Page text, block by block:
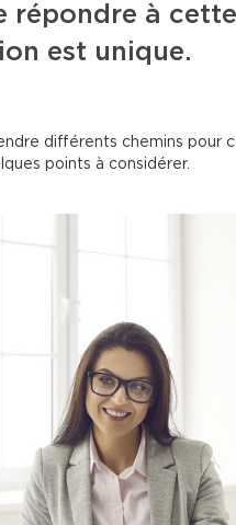
répondre à
est unique.
différents chemins pour
points à considérer.